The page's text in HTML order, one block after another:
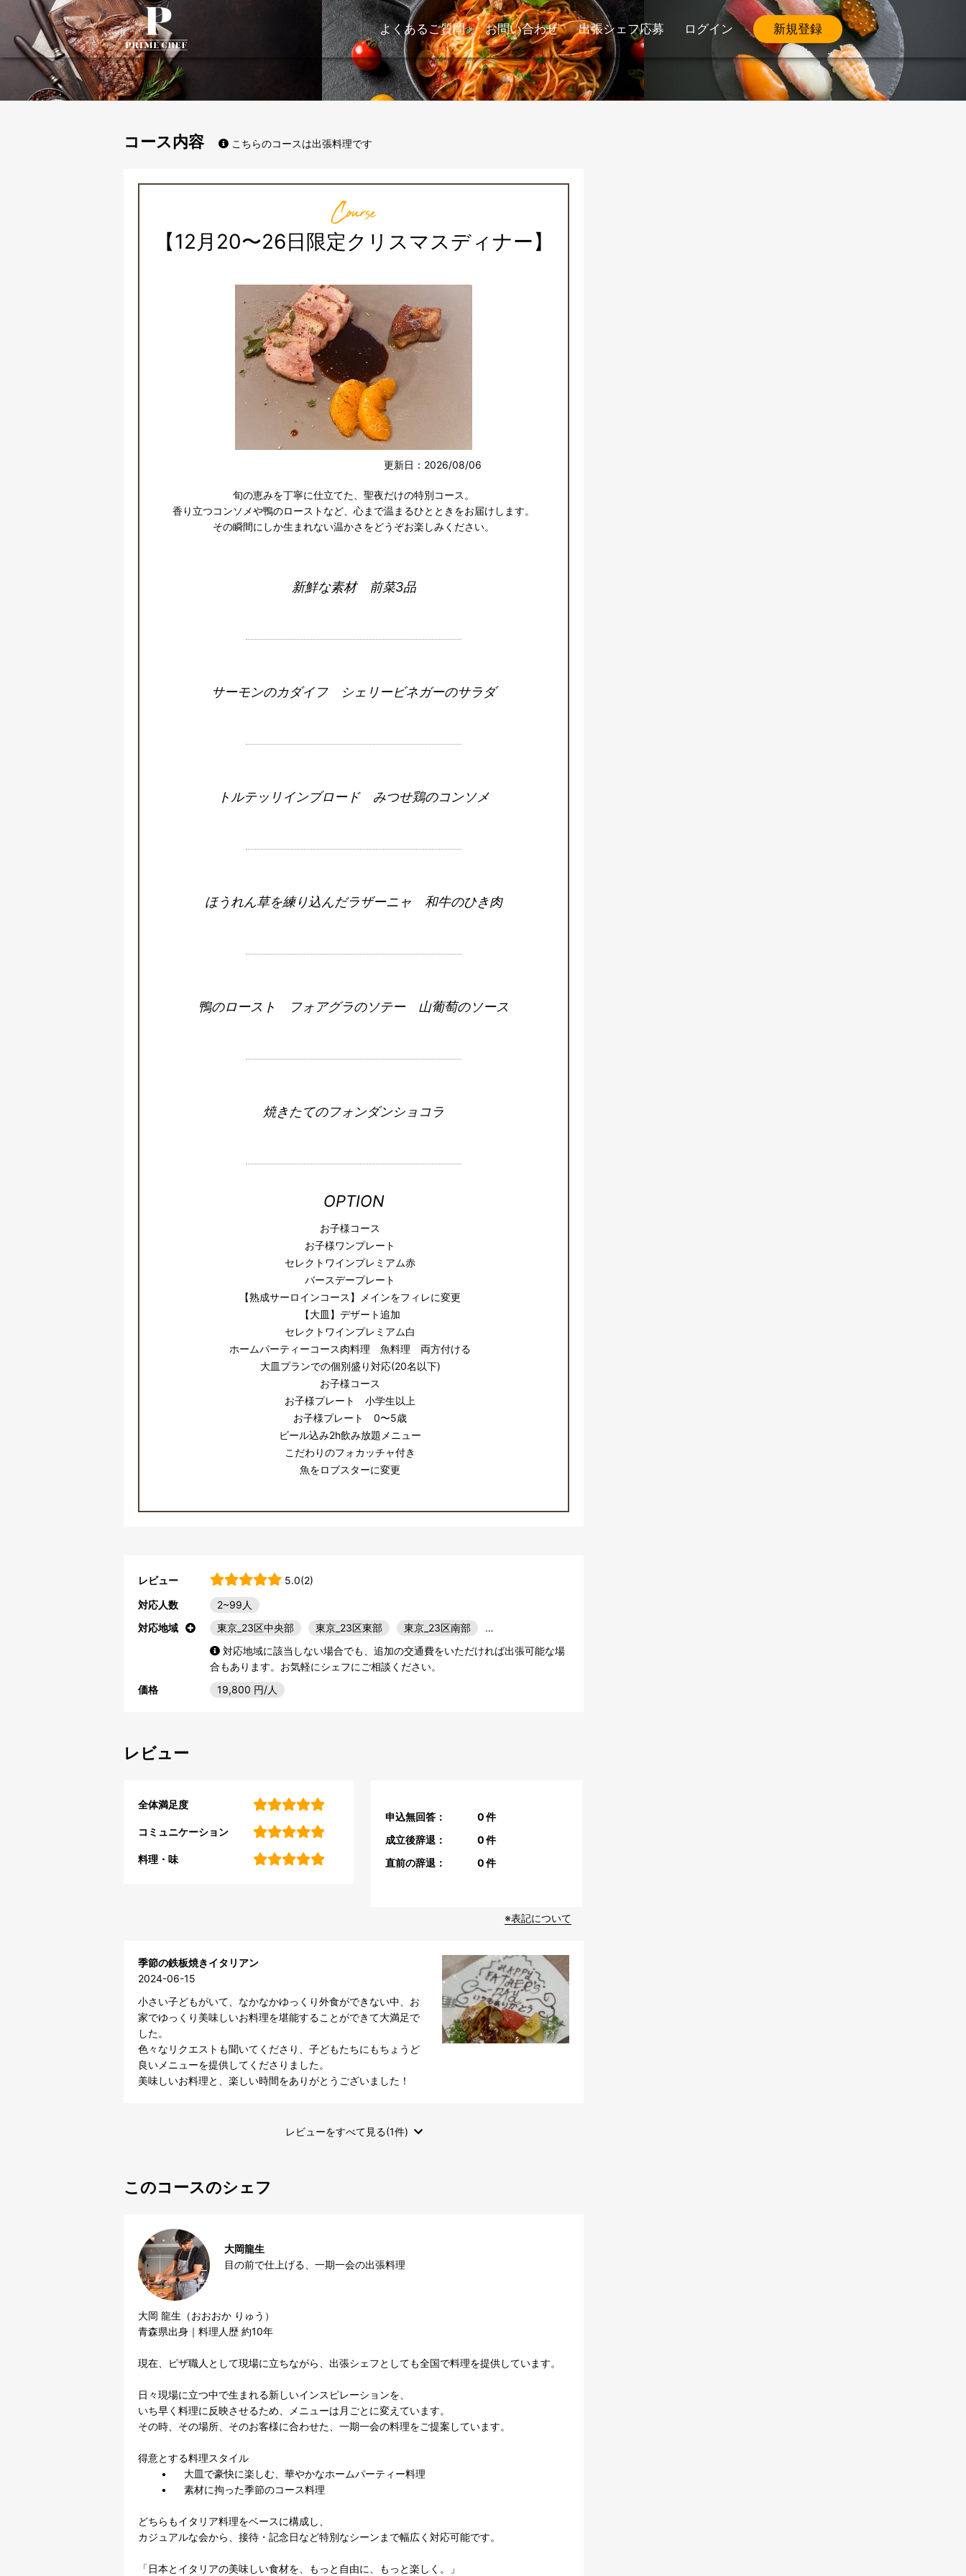
よくあるご質問 お問い合わせ 出張シェフ応募 ログイン 新規登録
コース内容 こちらのコースは出張料理です
Course
【12月20〜26日限定クリスマスディナー】
更新日：2026/08/06
旬の恵みを丁寧に仕立てた、聖夜だけの特別コース。
香り立つコンソメや鴨のローストなど、心まで温まるひとときをお届けします。
その瞬間にしか生まれない温かさをどうぞお楽しみください。
新鮮な素材 前菜3品
サーモンのカダイフ シェリービネガーのサラダ
トルテッリインブロード みつせ鶏のコンソメ
ほうれん草を練り込んだラザーニャ 和牛のひき肉
鴨のロースト フォアグラのソテー 山葡萄のソース
焼きたてのフォンダンショコラ
OPTION
お子様コース
お子様ワンプレート
セレクトワインプレミアム赤
バースデープレート
【熟成サーロインコース】メインをフィレに変更
【大皿】デザート追加
セレクトワインプレミアム白
ホームパーティーコース肉料理 魚料理 両方付ける
大皿プランでの個別盛り対応(20名以下)
お子様コース
お子様プレート 小学生以上
お子様プレート 0〜5歳
ビール込み2h飲み放題メニュー
こだわりのフォカッチャ付き
魚をロブスターに変更
レビュー
5.0(2)
対応人数
2~99人
対応地域
東京_23区中央部 東京_23区東部 東京_23区南部
…
対応地域に該当しない場合でも、追加の交通費をいただければ出張可能な場
合もあります。お気軽にシェフにご相談ください。
価格
19,800 円/人
レビュー
全体満足度
コミュニケーション
料理・味
申込無回答： 0件
成立後辞退：
0件
直前の辞退：
0件
※表記について
季節の鉄板焼きイタリアン
2024-06-15
小さい子どもがいて、なかなかゆっくり外食ができない中、お
家でゆっくり美味しいお料理を堪能することができて大満足で
した。
色々なリクエストも聞いてくださり、子どもたちにもちょうど
良いメニューを提供してくださりました。
美味しいお料理と、楽しい時間をありがとうございました！
レビューをすべて見る(1件)
このコースのシェフ
大岡龍生
目の前で仕上げる、一期一会の出張料理
大岡 龍生（おおおか りゅう）
青森県出身｜料理人歴 約10年
現在、ピザ職人として現場に立ちながら、出張シェフとしても全国で料理を提供しています。
日々現場に立つ中で生まれる新しいインスピレーションを、
いち早く料理に反映させるため、メニューは月ごとに変えています。
その時、その場所、そのお客様に合わせた、一期一会の料理をご提案しています。
得意とする料理スタイル
どちらもイタリア料理をベースに構成し、
カジュアルな会から、接待・記念日など特別なシーンまで幅広く対応可能です。
「日本とイタリアの美味しい食材を、もっと自由に、もっと楽しく。」